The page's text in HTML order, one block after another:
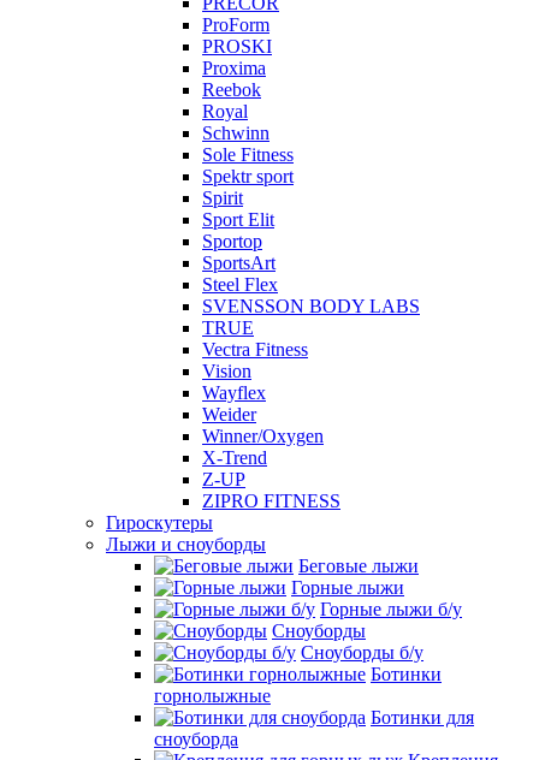
ProForm
PROSKI
Proxima
Reebok
Royal
Schwinn
Sole Fitness
Spektr sport
Spirit
Sport Elit
Sportop
SportsArt
Steel Flex
SVENSSON BODY LABS
TRUE
Vectra Fitness
Vision
Wayflex
Weider
Winner/Oxygen
X-Trend
Z-UP
ZIPRO FITNESS
Гироскутеры
Лыжи и сноуборды
Беговые лыжи
Горные лыжи
Горные лыжи б/у
Сноуборды
Сноуборды б/у
Ботинки
горнолыжные
Ботинки для
сноуборда